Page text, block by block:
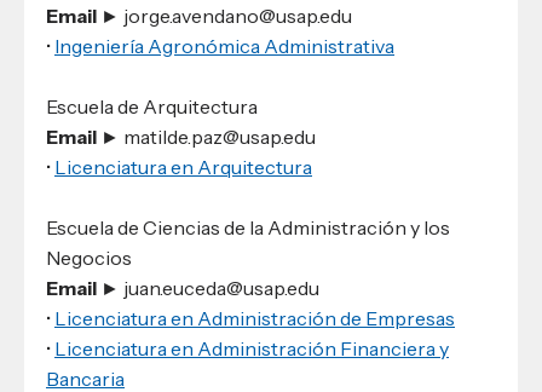
Email ► jorge.avendano@usap.edu
• Ingeniería Agronómica Administrativa
Escuela de Arquitectura
Email ► matilde.paz@usap.edu
• Licenciatura en Arquitectura
Escuela de Ciencias de la Administración y los
Negocios
Email ► juan.euceda@usap.edu
• Licenciatura en Administración de Empresas
• Licenciatura en Administración Financiera y
Bancaria